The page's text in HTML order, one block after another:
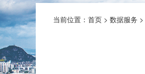
当前位置： 首页 > 数据服务 >